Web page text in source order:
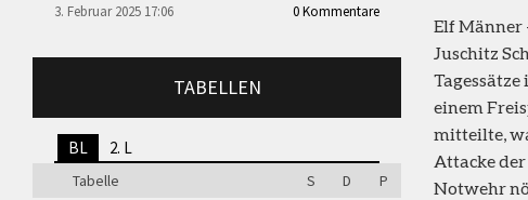
Elf Männer
Juschitz
einem
mitteilte,
Attacke
Notwehr
3. Februar 2025 17:06 0 Kommentare
TABELLEN
BL 2. L
Tabelle S D
P